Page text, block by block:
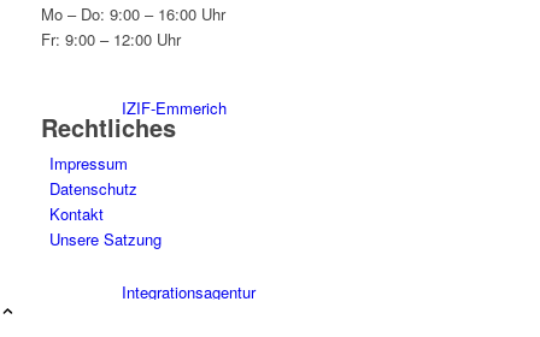
IZIF-Emmerich
Integrationsagentur
Mo – Do: 9:00 – 16:00 Uhr
Fr: 9:00 – 12:00 Uhr
Rechtliches
Impressum
Datenschutz
Kontakt
Unsere Satzung